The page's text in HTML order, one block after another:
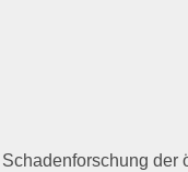
der